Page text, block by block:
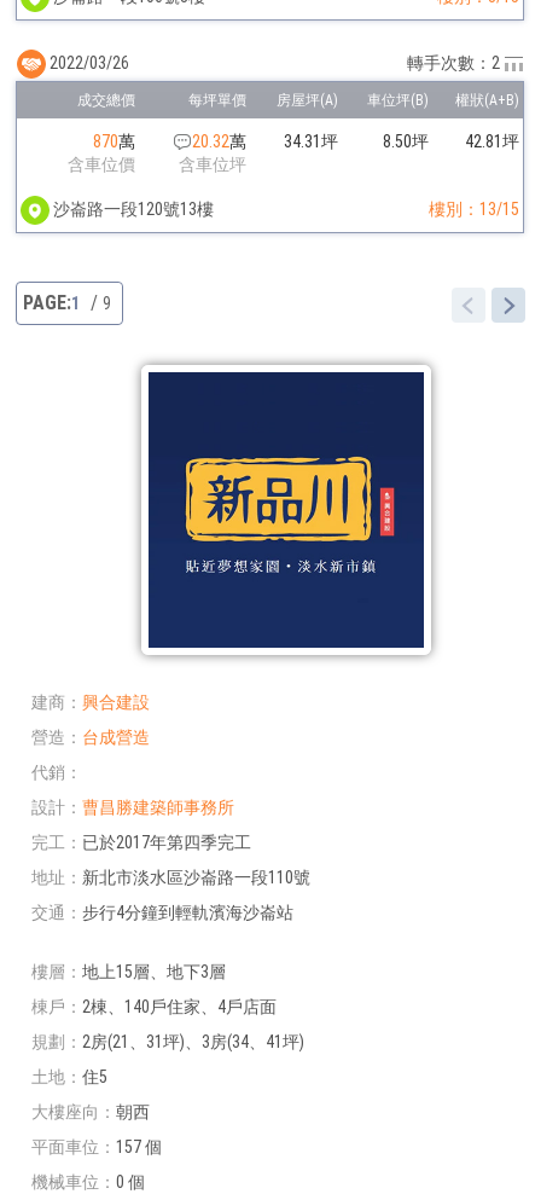
建商
興合建設
營造
台成營造
代銷
設計
曹昌勝建築師事務所
完工
已於2017年第四季完工
地址
新北市淡水區沙崙路一段110號
交通
步行4分鐘到輕軌濱海沙崙站
樓層
地上15層、地下3層
棟戶
2棟、140戶住家、4戶店面
規劃
2房(21、31坪)、3房(34、41坪)
土地
住5
大樓座向
朝西
平面車位
157 個
機械車位
0 個
870萬
含車位價
20.32萬
含車位坪
34.31坪 8.50坪 42.81坪
沙崙路一段120號13樓 樓別：13/15
2022/03/26 轉手次數：2
1 9